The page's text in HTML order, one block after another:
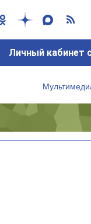
Личный кабинет